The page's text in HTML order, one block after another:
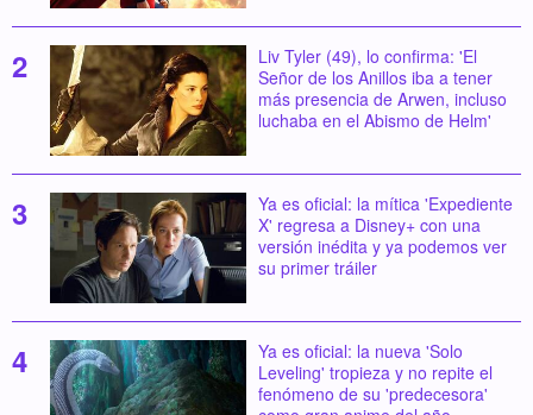
Liv Tyler (49), lo confirma: 'El
Señor de los Anillos iba a tener
más presencia de Arwen, incluso
luchaba en el Abismo de Helm'
Ya es oficial: la mítica 'Expediente
X' regresa a Disney+ con una
versión inédita y ya podemos ver
su primer tráiler
Ya es oficial: la nueva 'Solo
Leveling' tropieza y no repite el
fenómeno de su 'predecesora'